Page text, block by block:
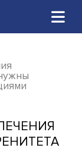
нужны